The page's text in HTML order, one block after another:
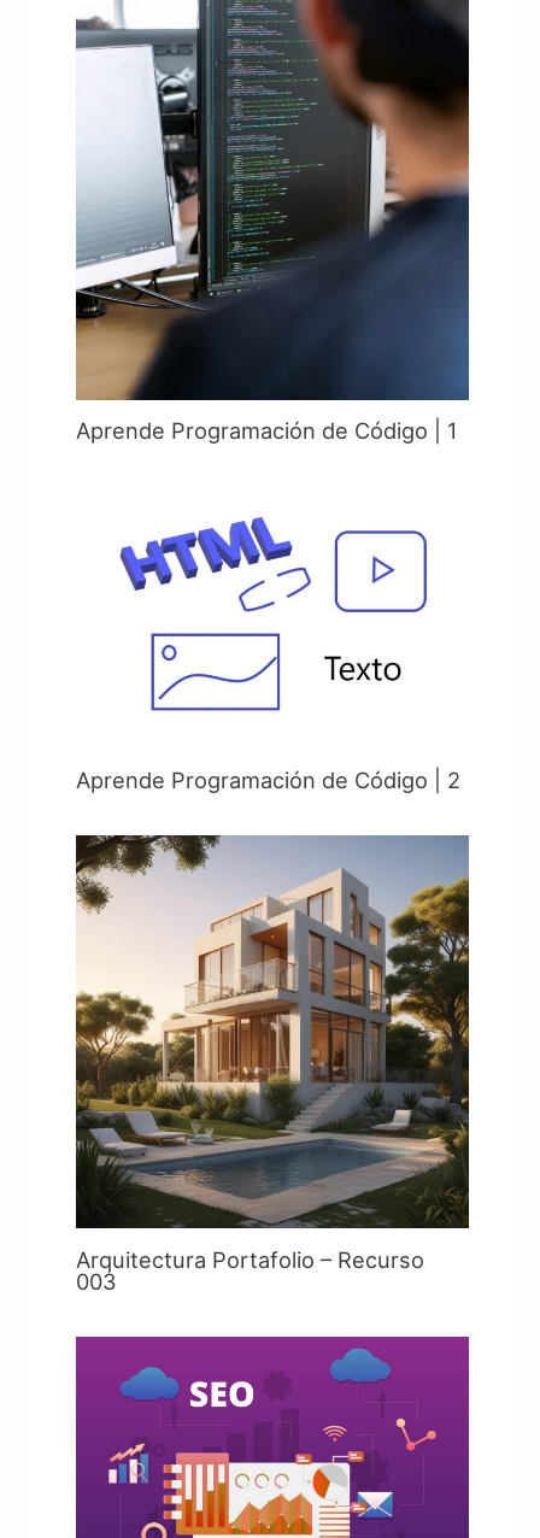
Aprende Programación de Código | 1
Aprende Programación de Código | 2
Arquitectura Portafolio – Recurso
003